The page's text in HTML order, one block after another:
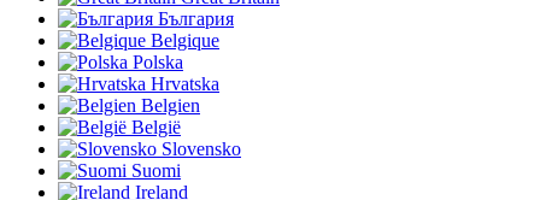
България
Belgique
Polska
Hrvatska
Belgien
België
Slovensko
Suomi
Ireland